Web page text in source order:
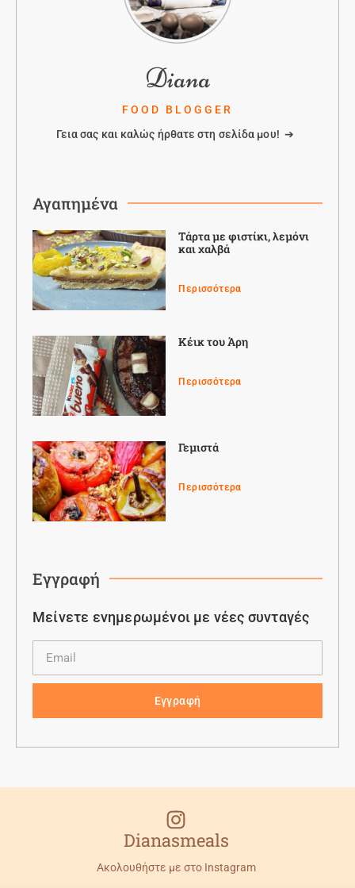
Diana
FOOD BLOGGER
Γεια σας και καλώς ήρθατε στη σελίδα μου! ➔
Αγαπημένα
Τάρτα με φιστίκι, λεμόνι
και χαλβά
Περισσότερα
Κέικ του Άρη
Περισσότερα
Γεμιστά
Περισσότερα
Εγγραφή
Μείνετε ενημερωμένοι με νέες συνταγές
Εγγραφή
Dianasmeals
Ακολουθήστε με στο Instagram